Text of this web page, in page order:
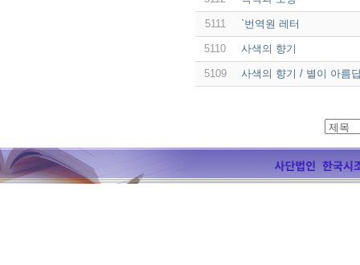
5111 `번역원 레터
5110 사색의 향기
5109 사색의 향기 / 별이 아름